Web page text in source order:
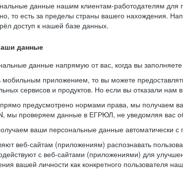
данные нашим клиентам-работодателям для
то есть за пределы страны вашего нахождения.
доступ к нашей базе данных.
данные
данные напрямую от вас, когда вы
мобильным приложением, то вы можете
сервисов и продуктов. Но если вы отказали
прямо предусмотрено нормами права, мы получаем
мы проверяем данные в ЕГРЮЛ, не уведомляя вас
ваши персональные данные
веб-сайтам (приложениям) распознавать
с веб-сайтами (приложениями) для
вашей личности как конкретного пользователя